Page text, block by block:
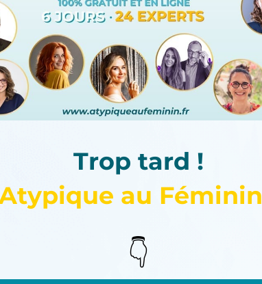
Trop tard !
au Féminin
👇